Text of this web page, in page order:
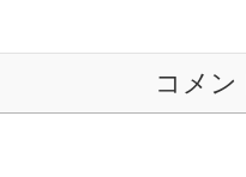
コメン